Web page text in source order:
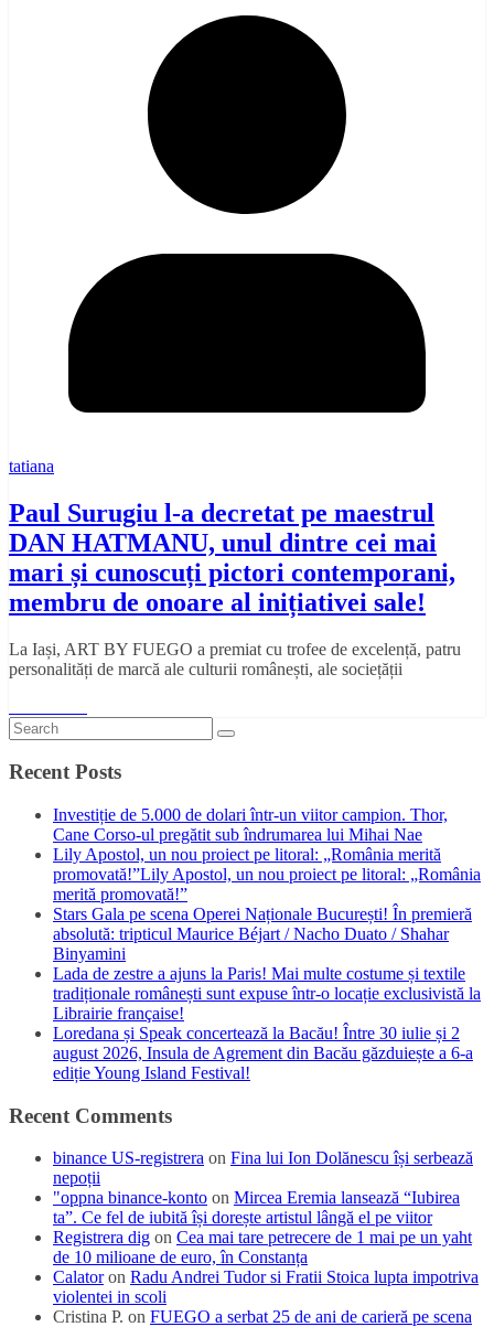
tatiana
Paul Surugiu l-a decretat pe maestrul
DAN HATMANU, unul dintre cei mai
mari și cunoscuți pictori contemporani,
membru de onoare al inițiativei sale!
La Iași, ART BY FUEGO a premiat cu trofee de excelență, patru
personalități de marcă ale culturii românești, ale sociețății
Recent Posts
Investiție de 5.000 de dolari într-un viitor campion. Thor,
Cane Corso-ul pregătit sub îndrumarea lui Mihai Nae
Lily Apostol, un nou proiect pe litoral: „România merită
promovată!”Lily Apostol, un nou proiect pe litoral: „România
merită promovată!”
Stars Gala pe scena Operei Naționale București! În premieră
absolută: tripticul Maurice Béjart / Nacho Duato / Shahar
Binyamini
Lada de zestre a ajuns la Paris! Mai multe costume și textile
tradiționale românești sunt expuse într-o locație exclusivistă la
Librairie française!
Loredana și Speak concertează la Bacău! Între 30 iulie și 2
august 2026, Insula de Agrement din Bacău găzduiește a 6-a
ediție Young Island Festival!
Recent Comments
binance US-registrera on Fina lui Ion Dolănescu își serbează
nepoții
"oppna binance-konto on Mircea Eremia lansează “Iubirea
ta”. Ce fel de iubită își dorește artistul lângă el pe viitor
Registrera dig on Cea mai tare petrecere de 1 mai pe un yaht
de 10 milioane de euro, în Constanța
Calatoron Radu Andrei Tudor si Fratii Stoica lupta impotriva
violentei in scoli
Cristina P. on FUEGO a serbat 25 de ani de carieră pe scena